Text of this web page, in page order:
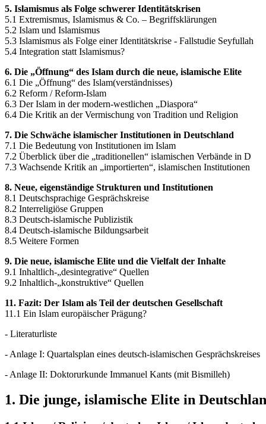
5. Islamismus als Folge schwerer Identitätskrisen
5.1 Extremismus, Islamismus & Co. – Begriffsklärungen
5.2 Islam und Islamismus
5.3 Islamismus als Folge einer Identitätskrise - Fallstudie Seyfullah
5.4 Integration statt Islamismus?
6. Die „Öffnung“ des Islam durch die neue, islamische Elite
6.1 Die „Öffnung“ des Islam(verständnisses)
6.2 Reform / Reform-Islam
6.3 Der Islam in der modern-westlichen „Diaspora“
6.4 Die Kritik an der Vermischung von Tradition und Religion
7. Die Schwäche islamischer Institutionen in Deutschland
7.1 Die Bedeutung von Institutionen im Islam
7.2 Überblick über die „traditionellen“ islamischen Verbände in D
7.3 Wachsende Kritik an „importierten“, islamischen Institutionen
8. Neue, eigenständige Strukturen und Institutionen
8.1 Deutschsprachige Gesprächskreise
8.2 Interreligiöse Gruppen
8.3 Deutsch-islamische Publizistik
8.4 Deutsch-islamische Bildungsarbeit
8.5 Weitere Formen
9. Die neue, islamische Elite und die Vielfalt der Inhalte
9.1 Inhaltlich-„desintegrative“ Quellen
9.2 Inhaltlich-„konstruktive“ Quellen
11. Fazit: Der Islam als Teil der deutschen Gesellschaft
11.1 Ein Islam europäischer Prägung?
- Literaturliste
- Anlage I: Quartalsplan eines deutsch-islamischen Gesprächskreises
- Anlage II: Doktorurkunde Immanuel Kants (mit Bismilleh)
1. Die junge, islamische Elite in